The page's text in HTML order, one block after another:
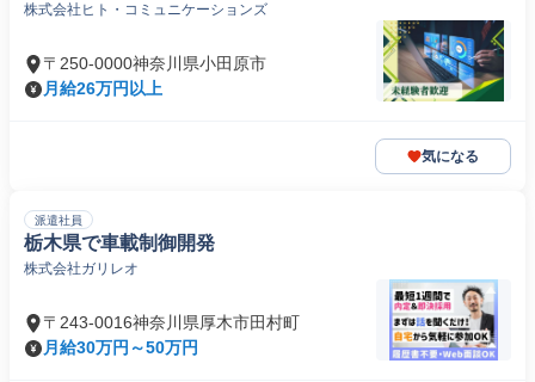
株式会社ヒト・コミュニケーションズ
〒250-0000神奈川県小田原市
月給26万円以上
気になる
派遣社員
栃木県で車載制御開発
株式会社ガリレオ
〒243-0016神奈川県厚木市田村町
月給30万円～50万円